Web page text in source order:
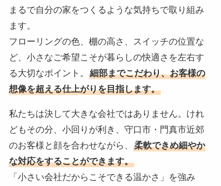
まるで自分の家をつくるような気持ちで取り組み
ます。
フローリングの色、棚の高さ、スイッチの位置な
ど、小さなご希望こそが暮らしの快適さを左右す
る大切なポイント。 細部までこだわり、お客様の
想像を超える仕上がりを目指します。
私たちは決して大きな会社ではありません。けれ
どもその分、小回りが利き、守口市・門真市近郊
のお客様と顔を合わせながら、 柔軟できめ細やか
な対応をすることができます。
「小さい会社だからこそできる温かさ」を強み